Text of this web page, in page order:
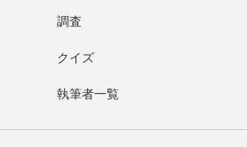
調査
クイズ
執筆者一覧